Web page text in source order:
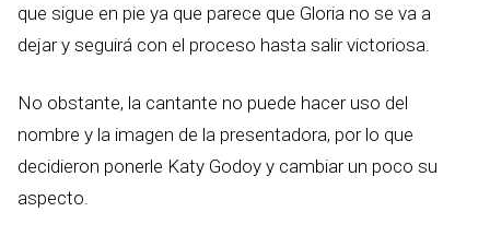
que sigue en pie ya que parece que Gloria no se va a
dejar y seguirá con el proceso hasta salir victoriosa.
No obstante, la cantante no puede hacer uso del
nombre y la imagen de la presentadora, por lo que
decidieron ponerle Katy Godoy y cambiar un poco su
aspecto.